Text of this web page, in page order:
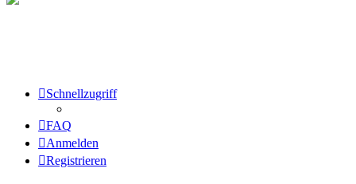
Schnellzugriff
FAQ
Anmelden
Registrieren